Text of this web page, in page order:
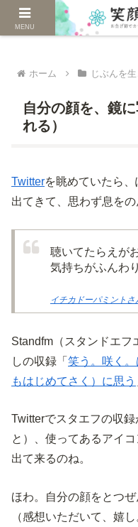
じぶんを
ホーム じぶんを
自分の顔を、鏡
れる）
Twitterを眺めていたら
出てきて、思わず息をの
聴いてたらえが
気持ちがふんわ
イチカドーパミントさ
Standfm（スタンドエフ
しの収録「 笑う。咲く
もはじめてさく）に思う
Twitterでスタエフの収
と）、使ってあるアイ
出て来るのね。
ほわ。自分の顔をとつぜ
（感想いただいて、嬉
MENU